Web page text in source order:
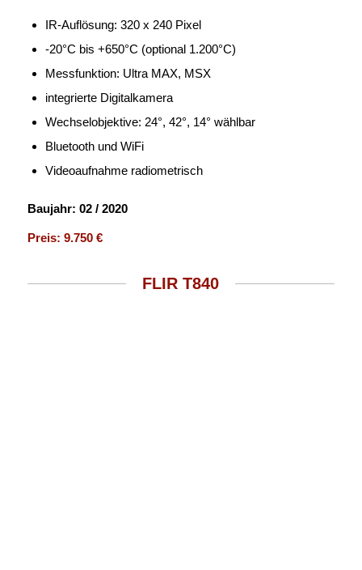
IR-Auflösung: 320 x 240 Pixel
-20°C bis +650°C (optional 1.200°C)
Messfunktion: Ultra MAX, MSX
integrierte Digitalkamera
Wechselobjektive: 24°, 42°, 14° wählbar
Bluetooth und WiFi
Videoaufnahme radiometrisch
Baujahr: 02 / 2020
Preis: 9.750 €
FLIR T840